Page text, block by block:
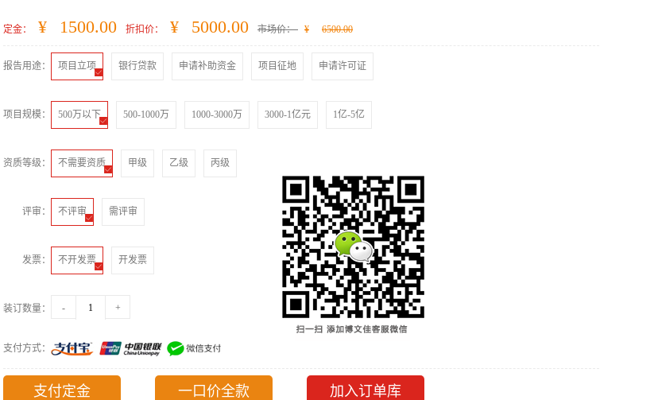
定金： ¥ 1500.00 折扣价： ¥ 5000.00 市场价： ¥ 6500.00
报告用途： 项目立项 银行贷款 申请补助资金 项目征地 申请许可证
项目规模： 500万以下 500-1000万 1000-3000万 3000-1亿元 1亿-5亿
资质等级： 不需要资质 甲级 乙级 丙级
评审： 不评审 需评审
发票： 不开发票 开发票
装订数量： - +
支付方式：
支付定金 一口价全款 加入订单库